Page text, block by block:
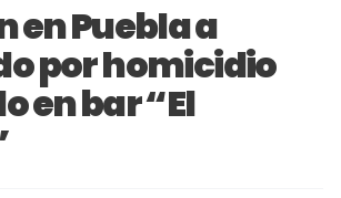
en Puebla a
por homicidio
en bar “El